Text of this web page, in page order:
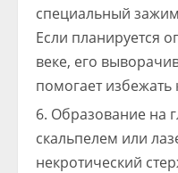
специальный
Если планируется
веке, его
помогает избежать
Образование на
скальпелем или
некротический